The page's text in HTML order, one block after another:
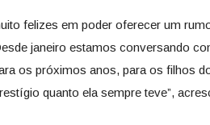
felizes em poder oferecer um
janeiro estamos conversando
os próximos anos, para os filhos
quanto ela sempre teve”,